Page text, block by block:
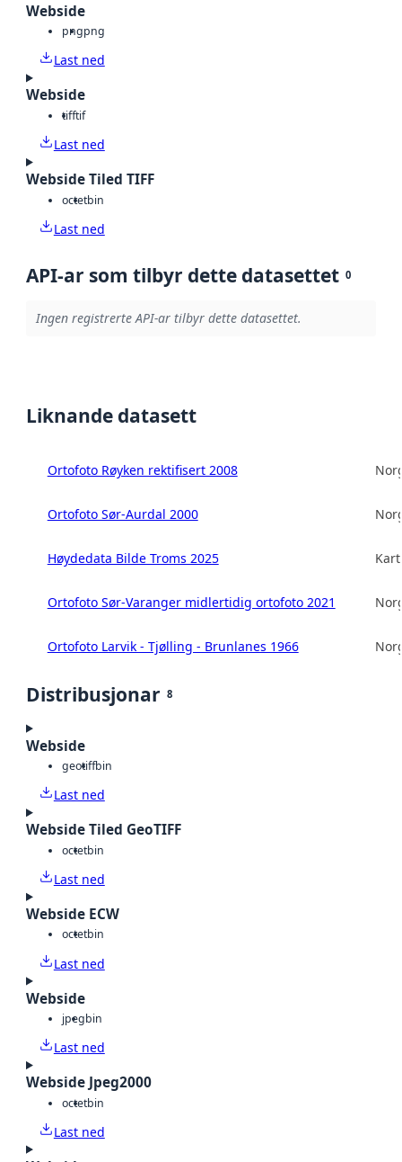
Webside
pngpng
Last ned
Webside
tifftif
Last ned
Webside Tiled TIFF
octetbin
Last ned
API-ar som tilbyr dette datasettet 0
Ingen registrerte API-ar tilbyr dette datasettet.
Liknande datasett
Ortofoto Røyken rektifisert 2008
Ortofoto Sør-Aurdal 2000
Høydedata Bilde Troms 2025
Ortofoto Sør-Varanger midlertidig ortofoto 2021
Ortofoto Larvik - Tjølling - Brunlanes 1966
Distribusjonar 8
Webside
geotiffbin
Last ned
Webside Tiled GeoTIFF
octetbin
Last ned
Webside ECW
octetbin
Last ned
Webside
jpegbin
Last ned
Webside Jpeg2000
octetbin
Last ned